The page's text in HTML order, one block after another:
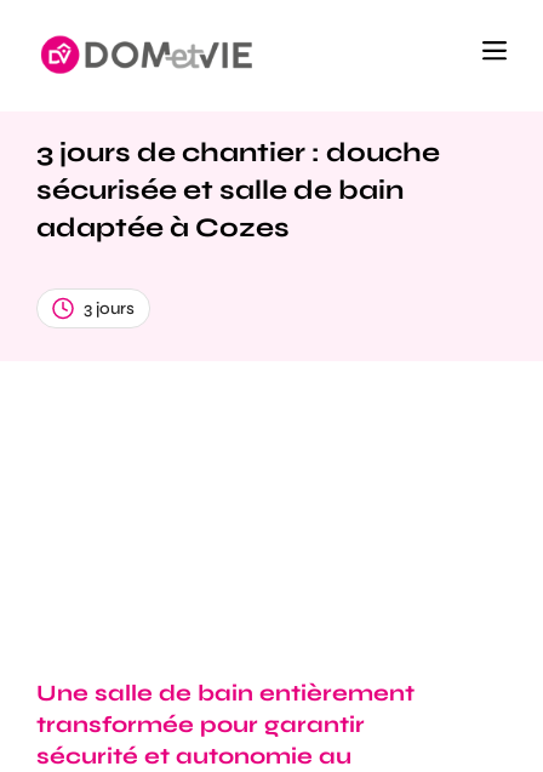
3 jours de chantier : douche
sécurisée et salle de bain
adaptée à Cozes
3 jours
Une salle de bain entièrement
transformée pour garantir
sécurité et autonomie au